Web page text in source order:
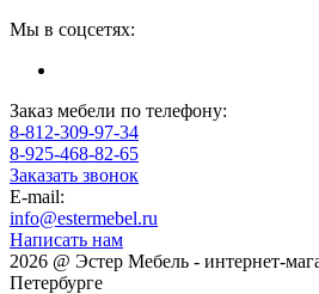
Мы в соцсетях:
Заказ мебели по телефону:
8-812-309-97-34
8-925-468-82-65
Заказать звонок
E-mail:
info@estermebel.ru
Написать нам
2026 @ Эстер Мебель - интернет-
Петербурге